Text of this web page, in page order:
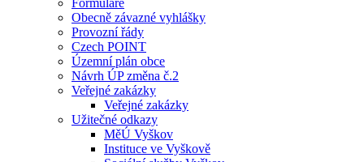
Formuláře
Obecně závazné vyhlášky
Provozní řády
Czech POINT
Územní plán obce
Návrh ÚP změna č.2
Veřejné zakázky
Veřejné zakázky
Užitečné odkazy
MěÚ Vyškov
Instituce ve Vyškově